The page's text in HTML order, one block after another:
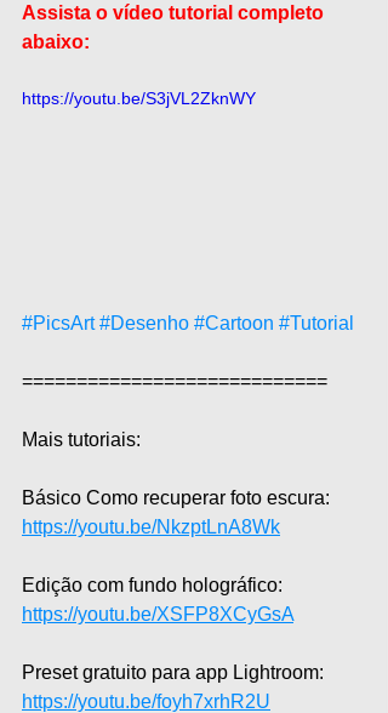
Assista o vídeo tutorial completo
abaixo:
https://youtu.be/S3jVL2ZknWY
#PicsArt #Desenho #Cartoon #Tutorial
============================
Mais tutoriais:
Básico Como recuperar foto escura:
https://youtu.be/NkzptLnA8Wk
Edição com fundo holográfico:
https://youtu.be/XSFP8XCyGsA
Preset gratuito para app Lightroom:
https://youtu.be/foyh7xrhR2U